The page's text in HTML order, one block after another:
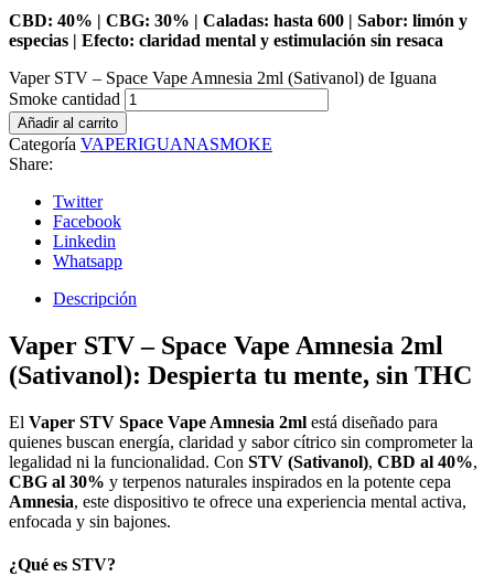
CBD: 40% | CBG: 30% | Caladas: hasta 600 | Sabor: limón y
especias | Efecto: claridad mental y estimulación sin resaca
Vaper STV – Space Vape Amnesia 2ml (Sativanol) de Iguana
Smoke cantidad
Añadir al carrito
Categoría VAPERIGUANASMOKE
Share:
Twitter
Facebook
Linkedin
Whatsapp
Descripción
Vaper STV – Space Vape Amnesia 2ml
(Sativanol): Despierta tu mente, sin THC
El Vaper STV Space Vape Amnesia 2ml está diseñado para
quienes buscan energía, claridad y sabor cítrico sin comprometer la
legalidad ni la funcionalidad. Con STV (Sativanol), CBD al 40%,
CBG al 30% y terpenos naturales inspirados en la potente cepa
Amnesia, este dispositivo te ofrece una experiencia mental activa,
enfocada y sin bajones.
¿Qué es STV?